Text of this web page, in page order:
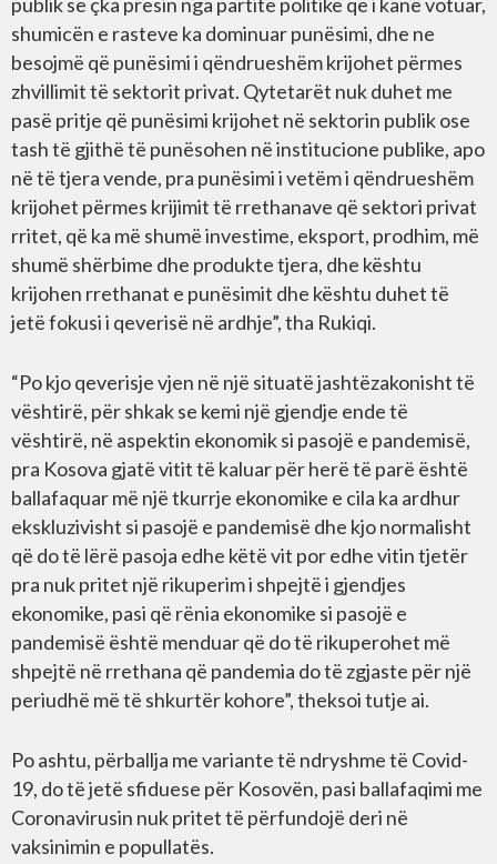
shumicën e rasteve ka dominuar punësimi, dhe ne
besojmë që punësimi i qëndrueshëm krijohet përmes
zhvillimit të sektorit privat. Qytetarët nuk duhet me
pasë pritje që punësimi krijohet në sektorin publik ose
tash të gjithë të punësohen në institucione publike, apo
në të tjera vende, pra punësimi i vetëm i qëndrueshëm
krijohet përmes krijimit të rrethanave që sektori privat
rritet, që ka më shumë investime, eksport, prodhim, më
shumë shërbime dhe produkte tjera, dhe kështu
krijohen rrethanat e punësimit dhe kështu duhet të
jetë fokusi i qeverisë në ardhje”, tha Rukiqi.
“Po kjo qeverisje vjen në një situatë jashtëzakonisht të
vështirë, për shkak se kemi një gjendje ende të
vështirë, në aspektin ekonomik si pasojë e pandemisë,
pra Kosova gjatë vitit të kaluar për herë të parë është
ballafaquar më një tkurrje ekonomike e cila ka ardhur
ekskluzivisht si pasojë e pandemisë dhe kjo normalisht
që do të lërë pasoja edhe këtë vit por edhe vitin tjetër
pra nuk pritet një rikuperim i shpejtë i gjendjes
ekonomike, pasi që rënia ekonomike si pasojë e
pandemisë është menduar që do të rikuperohet më
shpejtë në rrethana që pandemia do të zgjaste për një
periudhë më të shkurtër kohore”, theksoi tutje ai.
Po ashtu, përballja me variante të ndryshme të Covid-
19, do të jetë sfiduese për Kosovën, pasi ballafaqimi me
Coronavirusin nuk pritet të përfundojë deri në
vaksinimin e popullatës.